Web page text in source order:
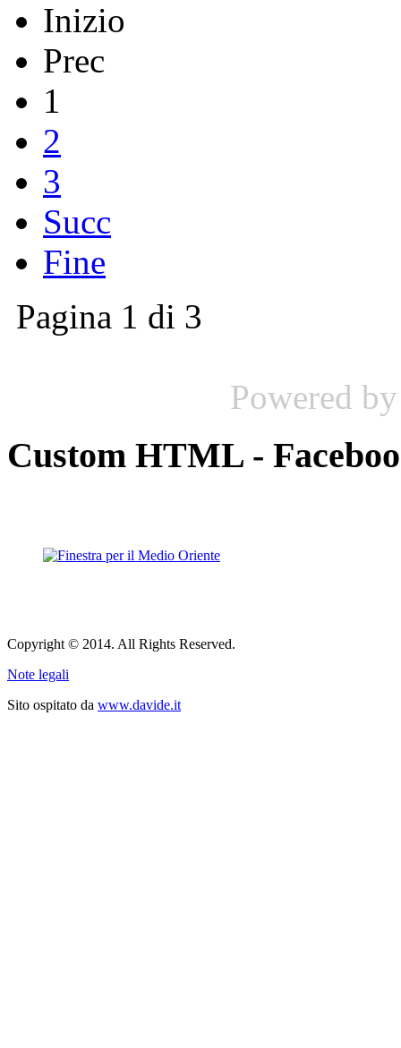
Inizio
Prec
1
2
3
Succ
Fine
Pagina 1 di 3
Powered
Custom HTML -
Copyright © 2014. All Rights Reserved.
Note legali
Sito ospitato da www.davide.it